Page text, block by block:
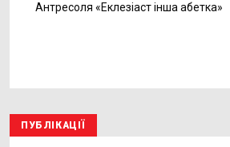
Антресоля «Еклезіаст інша абетка»
ПУБЛІКАЦІЇ